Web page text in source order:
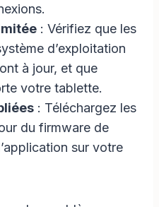
: Vérifiez que les
d’exploitation
à jour, et que
votre tablette.
: Téléchargez les
du firmware de
sur votre